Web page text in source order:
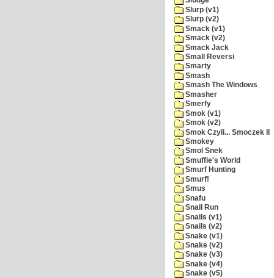
Slurp (v1)
Slurp (v2)
Smack (v1)
Smack (v2)
Smack Jack
Small Reversi
Smarty
Smash
Smash The Windows
Smasher
Smerfy
Smok (v1)
Smok (v2)
Smok Czyli... Smoczek II
Smokey
Smol Snek
Smuffie's World
Smurf Hunting
Smurf!
Smus
Snafu
Snail Run
Snails (v1)
Snails (v2)
Snake (v1)
Snake (v2)
Snake (v3)
Snake (v4)
Snake (v5)